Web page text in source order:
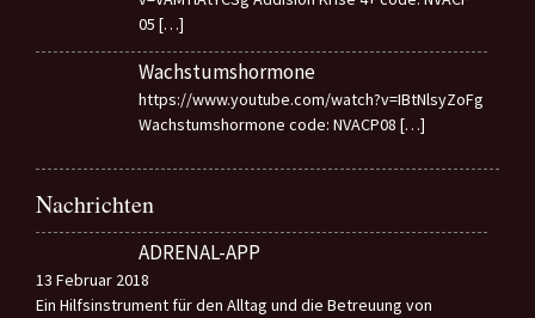
05 […]
Wachstumshormone
https://www.youtube.com/watch?v=IBtNlsyZoFg
Wachstumshormone code: NVACP08 […]
Nachrichten
ADRENAL-APP
13 Februar 2018
Ein Hilfsinstrument für den Alltag und die Betreuung von